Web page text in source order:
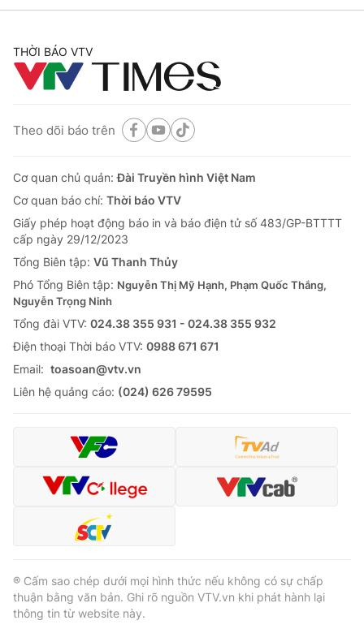
Chuyên mục khác
Photo Infographic
Video Shorts video
VTV Money VTV Thể thao
VTV Sức khoẻ Bất động sản
Thị trường 24h
VTV4 Vươn mình bằng AI
VTV9
Theo dõi báo trên
THỜI BÁO VTV
Theo dõi báo trên
Cơ quan chủ quản:Đài Truyền hình Việt Nam
Cơ quan báo chí: Thời báo VTV
Giấy phép hoạt động báo in và báo điện tử số 483/GP-BTTTT
cấp ngày 29/12/2023
Tổng Biên tập: Vũ Thanh Thủy
Phó Tổng Biên tập: Nguyễn Thị Mỹ Hạnh, Phạm Quốc Thắng,
Nguyễn Trọng Ninh
Tổng đài VTV: 024.38 355 931 - 024.38 355 932
Ðiện thoại Thời báo VTV: 0988 671 671
Email: toasoan@vtv.vn
Liên hệ quảng cáo: (024) 626 79595
® Cấm sao chép dưới mọi hình thức nếu không có sự chấp
thuận bằng văn bản. Ghi rõ nguồn VTV.vn khi phát hành lại
thông tin từ website này.